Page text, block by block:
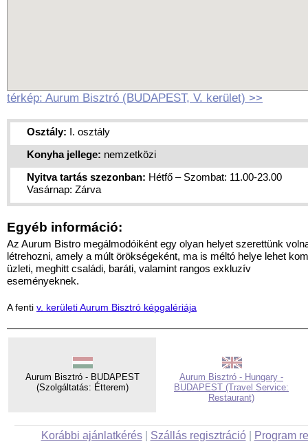
térkép: Aurum Bisztró (BUDAPEST, V. kerület) >>
Osztály: I. osztály
Konyha jellege: nemzetközi
Nyitva tartás szezonban: Hétfő – Szombat: 11.00-23.00
Vasárnap: Zárva
Egyéb információ:
Az Aurum Bistro megálmodóiként egy olyan helyet szerettünk
létrehozni, amely a múlt örökségeként, ma is méltó helye lehet
üzleti, meghitt családi, baráti, valamint rangos exkluzív
eseményeknek.
A fenti v. kerületi Aurum Bisztró képgalériája
Aurum Bisztró - BUDAPEST
(Szolgáltatás: Étterem)
Aurum Bisztró - Hungary -
BUDAPEST (Travel Service:
Restaurant)
Korábbi ajánlatkérés| Szállás regisztráció| Program